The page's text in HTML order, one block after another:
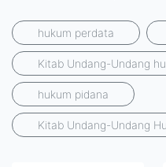
hukum perdata
Kitab Undang-Undang
hukum pidana
Kitab Undang-Undang